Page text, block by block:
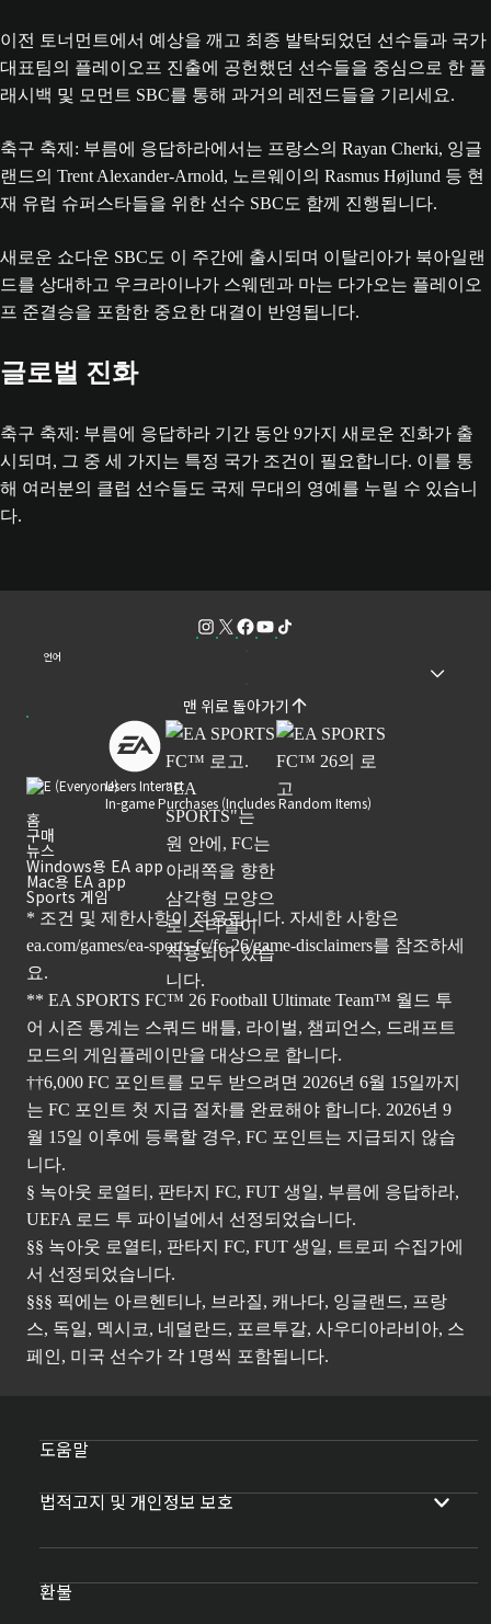
이전 토너먼트에서 예상을 깨고 최종 발탁되었던 선수들과 국가
대표팀의 플레이오프 진출에 공헌했던 선수들을 중심으로 한 플
래시백 및 모먼트 SBC를 통해 과거의 레전드들을 기리세요.
축구 축제: 부름에 응답하라에서는 프랑스의 Rayan Cherki, 잉글
랜드의 Trent Alexander-Arnold, 노르웨이의 Rasmus Højlund 등 현
재 유럽 슈퍼스타들을 위한 선수 SBC도 함께 진행됩니다.
새로운 쇼다운 SBC도 이 주간에 출시되며 이탈리아가 북아일랜
드를 상대하고 우크라이나가 스웨덴과 마는 다가오는 플레이오
프 준결승을 포함한 중요한 대결이 반영됩니다.
글로벌 진화
축구 축제: 부름에 응답하라 기간 동안 9가지 새로운 진화가 출
시되며, 그 중 세 가지는 특정 국가 조건이 필요합니다. 이를 통
해 여러분의 클럽 선수들도 국제 무대의 영예를 누릴 수 있습니
다.
언어
맨 위로 돌아가기
Users Interact
In-game Purchases (Includes Random Items)
홈
구매
뉴스
Windows용 EA app
Mac용 EA app
Sports 게임
* 조건 및 제한사항이 적용됩니다. 자세한 사항은
ea.com/games/ea-sports-fc/fc-26/game-disclaimers를 참조하세
요.
** EA SPORTS FC™ 26 Football Ultimate Team™ 월드 투
어 시즌 통계는 스쿼드 배틀, 라이벌, 챔피언스, 드래프트
모드의 게임플레이만을 대상으로 합니다.
††6,000 FC 포인트를 모두 받으려면 2026년 6월 15일까지
는 FC 포인트 첫 지급 절차를 완료해야 합니다. 2026년 9
월 15일 이후에 등록할 경우, FC 포인트는 지급되지 않습
니다.
§ 녹아웃 로열티, 판타지 FC, FUT 생일, 부름에 응답하라,
UEFA 로드 투 파이널에서 선정되었습니다.
§§ 녹아웃 로열티, 판타지 FC, FUT 생일, 트로피 수집가에
서 선정되었습니다.
§§§ 픽에는 아르헨티나, 브라질, 캐나다, 잉글랜드, 프랑
스, 독일, 멕시코, 네덜란드, 포르투갈, 사우디아라비아, 스
페인, 미국 선수가 각 1명씩 포함됩니다.
도움말
법적고지 및 개인정보 보호
환불